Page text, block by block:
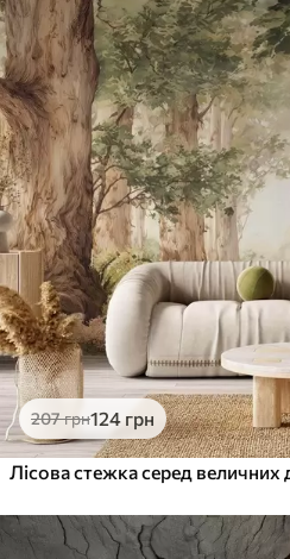
207грн124 грн